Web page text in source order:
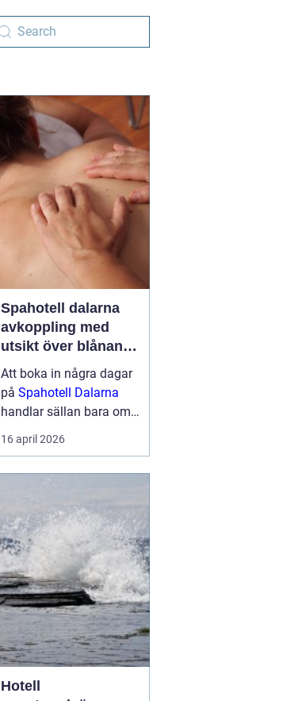
Spahotell dalarna
avkoppling med
utsikt över blånande
berg
Att boka in några dagar
på Spahotell Dalarna
handlar sällan bara om
att få en massage eller
ta ett dopp i en varm
om naturen, tystnaden
och känslan av att kliva
åt sidan från...
16 april 2026
Hotell